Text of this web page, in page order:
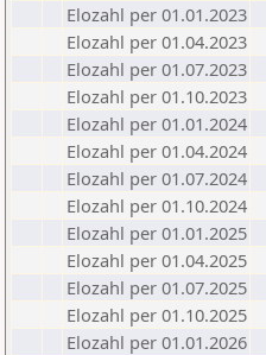
Elozahl per 01.01.2023
Elozahl per 01.04.2023
Elozahl per 01.07.2023
Elozahl per 01.10.2023
Elozahl per 01.01.2024
Elozahl per 01.04.2024
Elozahl per 01.07.2024
Elozahl per 01.10.2024
Elozahl per 01.01.2025
Elozahl per 01.04.2025
Elozahl per 01.07.2025
Elozahl per 01.10.2025
Elozahl per 01.01.2026